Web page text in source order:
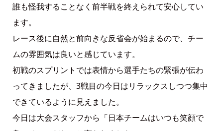
誰も怪我することなく前半戦を終えられて安心してい
ます。
レース後に自然と前向きな反省会が始まるので、チー
ムの雰囲気は良いと感じています。
初戦のスプリントでは表情から選手たちの緊張が伝わ
ってきましたが、3戦目の今日はリラックスしつつ集中
できているように見えました。
今日は大会スタッフから「日本チームはいつも笑顔で